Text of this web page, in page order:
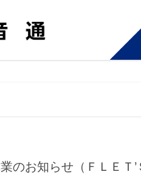
業のお知らせ（ＦＬＥ